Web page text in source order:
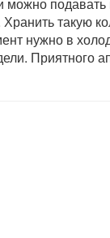
такую
нужно в
Приятного